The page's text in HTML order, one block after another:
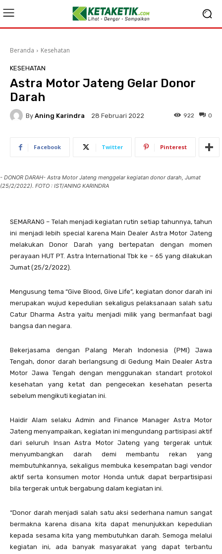
Beranda Kesehatan
KESEHATAN
Astra Motor Jateng Gelar Donor
Darah
By Aning Karindra 28 Februari 2022 0
922
Facebook Twitter Pinterest
- DONOR DARAH- Astra Motor Jateng menggelar kegiatan donor darah, Jumat
(25/2/2022). FOTO : IST/ANING KARINDRA
SEMARANG – Telah menjadi kegiatan rutin setiap tahunnya, tahun
ini menjadi lebih special karena Main Dealer Astra Motor Jateng
melakukan Donor Darah yang bertepatan dengan momen
perayaan HUT PT. Astra International Tbk ke – 65 yang dilakukan
Jumat (25/2/2022).
Mengusung tema “Give Blood, Give Life”, kegiatan donor darah ini
merupakan wujud kepedulian sekaligus pelaksanaan salah satu
Catur Dharma Astra yaitu menjadi milik yang bermanfaat bagi
bangsa dan negara.
Bekerjasama dengan Palang Merah Indonesia (PMI) Jawa
Tengah, donor darah berlangsung di Gedung Main Dealer Astra
Motor Jawa Tengah dengan menggunakan standart protokol
kesehatan yang ketat dan pengecekan kesehatan peserta
sebelum mengikuti kegiatan ini.
Haidir Alam selaku Admin and Finance Manager Astra Motor
Jateng menyampaikan, kegiatan ini mengundang partisipasi aktif
dari seluruh Insan Astra Motor Jateng yang tergerak untuk
menyumbangkan darah demi membantu rekan yang
membutuhkannya, sekaligus membuka kesempatan bagi vendor
aktif serta konsumen motor Honda untuk dapat berpartisipasi
bila tergerak untuk bergabung dalam kegiatan ini.
“Donor darah menjadi salah satu aksi sederhana namun sangat
bermakna karena disana kita dapat menunjukkan kepedulian
kepada sesama kita yang membutuhkan darah. Semoga melalui
kegiatan ini, ada banyak masyarakat yang dapat terbantu